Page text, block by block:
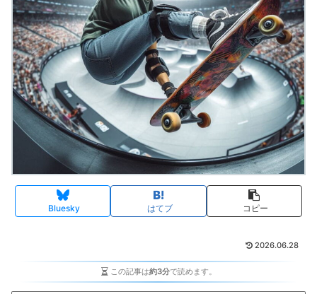
Bluesky はてブ コピー
2026.06.28
この記事は約3分で読めます。